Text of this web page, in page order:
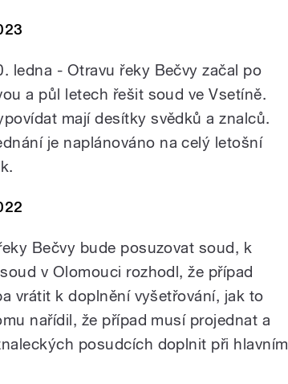
ledna - Otravu řeky Bečvy začal po
a půl letech řešit soud ve Vsetíně.
mají desítky svědků a znalců.
je naplánováno na celý letošní
Bečvy bude posuzovat soud, k
v Olomouci rozhodl, že případ
vrátit k doplnění vyšetřování, jak to
nařídil, že případ musí projednat a
posudcích doplnit při hlavním